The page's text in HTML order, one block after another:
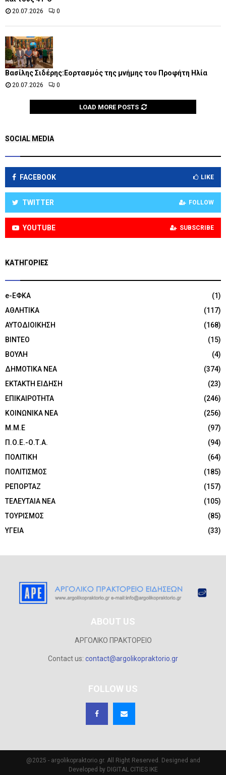
20.07.2026 0
Βασίλης Σιδέρης:Εορτασμός της μνήμης του Προφήτη Ηλία
20.07.2026 0
LOAD MORE POSTS
SOCIAL MEDIA
FACEBOOK LIKE
TWITTER FOLLOW
YOUTUBE SUBSCRIBE
KΑΤΗΓΟΡΊΕΣ
e-ΕΦΚΑ
(1)
ΑΘΛΗΤΙΚΑ
(117)
ΑΥΤΟΔΙΟΙΚΗΣΗ
(168)
ΒΙΝΤΕΟ
(15)
ΒΟΥΛΗ
(4)
ΔΗΜΟΤΙΚΑ ΝΕΑ
(374)
ΕΚΤΑΚΤΗ ΕΙΔΗΣΗ
(23)
ΕΠΙΚΑΙΡΟΤΗΤΑ
(246)
ΚΟΙΝΩΝΙΚΑ ΝΕΑ
(256)
Μ.Μ.Ε
(97)
Π.Ο.Ε.-Ο.Τ.Α.
(94)
ΠΟΛΙΤΙΚΗ
(64)
ΠΟΛΙΤΙΣΜΟΣ
(185)
ΡΕΠΟΡΤΑΖ
(157)
ΤΕΛΕΥΤΑΙΑ ΝΕΑ
(105)
ΤΟΥΡΙΣΜΟΣ
(85)
ΥΓΕΙΑ
(33)
ABOUT US
ΑΡΓΟΛΙΚΟ ΠΡΑΚΤΟΡΕΙΟ
Contact us: contact@argolikopraktorio.gr
FOLLOW US
@2025 - argolikopraktorio.gr. All Right Reserved. Designed and
Developed by DIGITAL CITIES IKE